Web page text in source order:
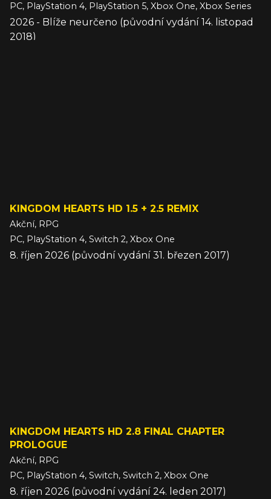
PC, PlayStation 4, PlayStation 5, Xbox One, Xbox Series
2026 - Blíže neurčeno (původní vydání 14. listopad
2018)
KINGDOM HEARTS HD 1.5 + 2.5 REMIX
Akční, RPG
PC, PlayStation 4, Switch 2, Xbox One
8. říjen 2026 (původní vydání 31. březen 2017)
KINGDOM HEARTS HD 2.8 FINAL CHAPTER
PROLOGUE
Akční, RPG
PC, PlayStation 4, Switch, Switch 2, Xbox One
8. říjen 2026 (původní vydání 24. leden 2017)